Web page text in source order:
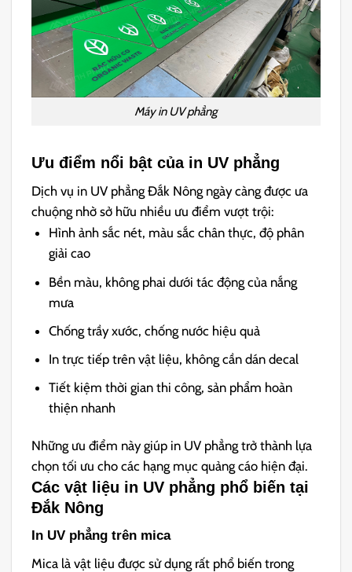
Máy in UV phẳng
Ưu điểm nổi bật của in UV phẳng
Dịch vụ in UV phẳng Đắk Nông ngày càng được ưa
chuộng nhờ sở hữu nhiều ưu điểm vượt trội:
Hình ảnh sắc nét, màu sắc chân thực, độ phân
giải cao
Bền màu, không phai dưới tác động của nắng
mưa
Chống trầy xước, chống nước hiệu quả
In trực tiếp trên vật liệu, không cần dán decal
Tiết kiệm thời gian thi công, sản phẩm hoàn
thiện nhanh
Những ưu điểm này giúp in UV phẳng trở thành lựa
chọn tối ưu cho các hạng mục quảng cáo hiện đại.
Các vật liệu in UV phẳng phổ biến tại
Đắk Nông
In UV phẳng trên mica
Mica là vật liệu được sử dụng rất phổ biến trong